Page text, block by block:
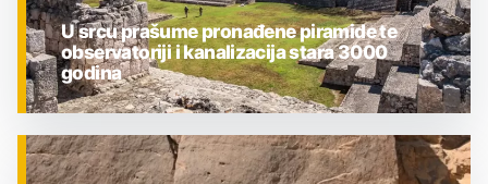
ZNANOST
U srcu prašume pronađene piramide te
observatoriji i kanalizacija stara 3000
godina